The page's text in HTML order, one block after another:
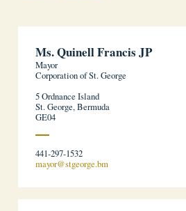
Ms. Quinell Francis JP
Mayor
Corporation of St. George
5 Ordnance Island
St. George, Bermuda
GE04
441-297-1532
mayor@stgeorge.bm